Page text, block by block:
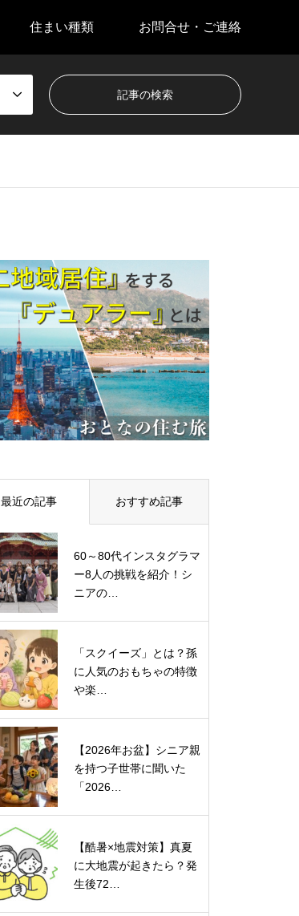
住まい種類 お問合せ・ご連絡
最近の記事 おすすめ記事
60～80代インスタグラマ
ー8人の挑戦を紹介！シ
ニアの…
「スクイーズ」とは？孫
に人気のおもちゃの特徴
や楽…
【2026年お盆】シニア親
を持つ子世帯に聞いた
「2026…
【酷暑×地震対策】真夏
に大地震が起きたら？発
生後72…